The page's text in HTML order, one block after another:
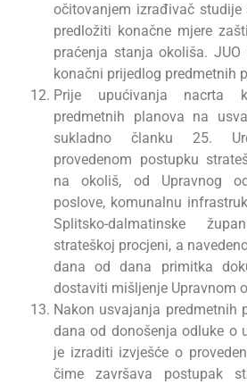
očitovanjem izrađivač studije
predložiti konačne mjere
praćenja stanja okoliša.
konačni prijedlog predmetnih
Prije upućivanja nacrta
predmetnih planova na
sukladno članku 25.
provedenom postupku
na okoliš, od Upravnog
poslove, komunalnu
Splitsko-dalmatinske
strateškoj procjeni, a
dana od dana primitka
dostaviti mišljenje Upravnom
Nakon usvajanja predmetnih
dana od donošenja odluke o
je izraditi izvješće o
čime završava postupak